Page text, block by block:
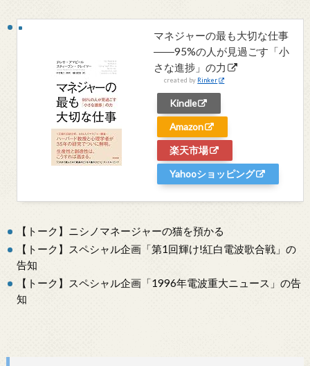
マネジャーの最も大切な仕事
――95%の人が見過ごす「小
さな進捗」の力
created by Rinker
Kindle
Amazon
楽天市場
Yahooショッピング
【トーク】ニシノマネージャーの猫を預かる
【トーク】スペシャル企画「第1回輝け!紅白電波歌合戦」の
告知
【トーク】スペシャル企画「1996年電波重大ニュース」の告
知